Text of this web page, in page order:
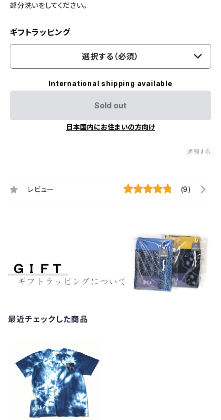
部分洗いをしてください。
ギフトラッピング
選択する（必須）
International shipping available
Sold out
日本国内にお住まいの方向け
通報する
レビュー (9)
最近チェックした商品